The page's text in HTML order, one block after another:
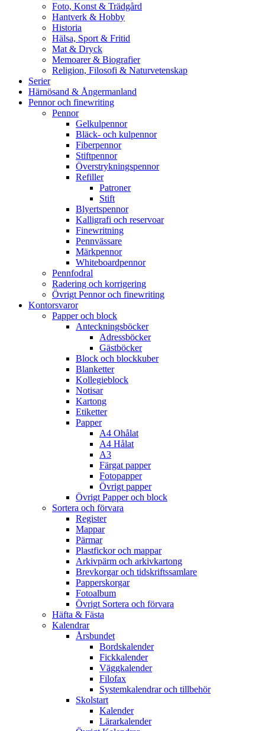
Foto, Konst & Trädgård
Hantverk & Hobby
Historia
Hälsa, Sport & Fritid
Mat & Dryck
Memoarer & Biografier
Religion, Filosofi & Naturvetenskap
Serier
Härnösand & Ångermanland
Pennor och finewriting
Pennor
Gelkulpennor
Bläck- och kulpennor
Fiberpennor
Stiftpennor
Överstrykningspennor
Refiller
Patroner
Stift
Blyertspennor
Kalligrafi och reservoar
Finewritning
Pennvässare
Märkpennor
Whiteboardpennor
Pennfodral
Radering och korrigering
Övrigt Pennor och finewriting
Kontorsvaror
Papper och block
Anteckningsböcker
Adressböcker
Gästböcker
Block och blockkuber
Blanketter
Kollegieblock
Notisar
Kartong
Etiketter
Papper
A4 Ohålat
A4 Hålat
A3
Färgat papper
Fotopapper
Övrigt papper
Övrigt Papper och block
Sortera och förvara
Register
Mappar
Pärmar
Plastfickor och mappar
Arkivpärm och arkivkartong
Brevkorgar och tidskriftssamlare
Papperskorgar
Fotoalbum
Övrigt Sortera och förvara
Häfta & Fästa
Kalendrar
Årsbundet
Bordskalender
Fickkalender
Väggkalender
Filofax
Systemkalendrar och tillbehör
Skolstart
Kalender
Lärarkalender